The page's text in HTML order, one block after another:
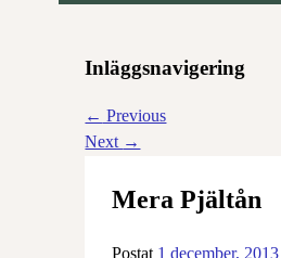
Inläggsnavigering
← Previous
Next →
Mera Pjältån
Postat 1 december, 2013